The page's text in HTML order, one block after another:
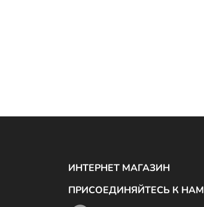
ИНТЕРНЕТ МАГАЗИН
ПРИСОЕДИНЯЙТЕСЬ К НАМ